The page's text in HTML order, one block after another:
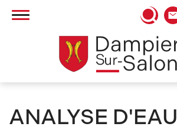
ANALYSE D'EAU